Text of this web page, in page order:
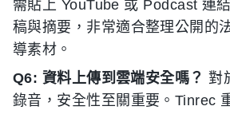
需貼上 YouTube 或 Podcast 連
稿與摘要，非常適合整理公開的
導素材。
Q6: 資料上傳到雲端安全嗎？ 對
錄音，安全性至關重要。Tinrec